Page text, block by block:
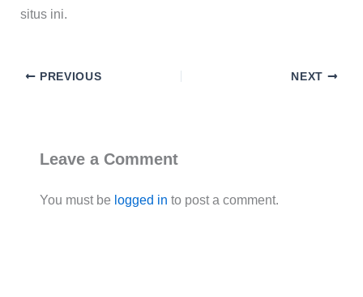
situs ini.
PREVIOUS NEXT
Leave a Comment
You must be logged in to post a comment.